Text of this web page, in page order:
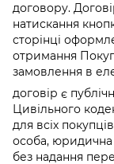
договору.
натискання
сторінці
отримання
замовлення в
договір є
Цивільного
для всіх
особа, юридична
без надання